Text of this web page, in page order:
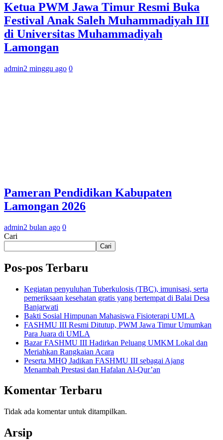
Ketua PWM Jawa Timur Resmi Buka
Festival Anak Saleh Muhammadiyah III
di Universitas Muhammadiyah
Lamongan
admin2 minggu ago 0
Pameran Pendidikan Kabupaten
Lamongan 2026
admin2 bulan ago 0
Cari
Cari
Pos-pos Terbaru
Kegiatan penyuluhan Tuberkulosis (TBC), imunisasi, serta
pemeriksaan kesehatan gratis yang bertempat di Balai Desa
Banjarwati
Bakti Sosial Himpunan Mahasiswa Fisioterapi UMLA
FASHMU III Resmi Ditutup, PWM Jawa Timur Umumkan
Para Juara di UMLA
Bazar FASHMU III Hadirkan Peluang UMKM Lokal dan
Meriahkan Rangkaian Acara
Peserta MHQ Jadikan FASHMU III sebagai Ajang
Menambah Prestasi dan Hafalan Al-Qur’an
Komentar Terbaru
Tidak ada komentar untuk ditampilkan.
Arsip